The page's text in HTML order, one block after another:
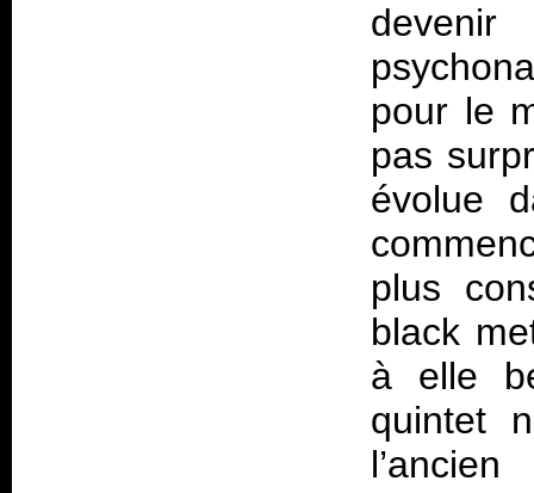
pour le
pas
évolue
plus
black
à elle
quintet